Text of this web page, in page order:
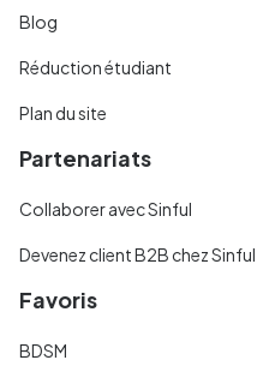
Blog
Réduction étudiant
Plan du site
Partenariats
Collaborer avec Sinful
Devenez client B2B chez Sinful
Favoris
BDSM